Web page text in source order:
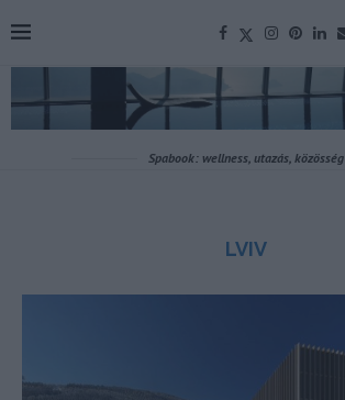
Spabook: wellness, utazás, közösség
LVIV